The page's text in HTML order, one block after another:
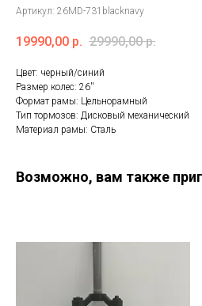
Артикул: 26MD-731blacknavy
19990,00 р. 29990,00 р.
Цвет: черный/синий
Размер колес: 26''
Формат рамы: Цельнорамный
Тип тормозов: Дисковый механический
Материал рамы: Сталь
Возможно, вам также